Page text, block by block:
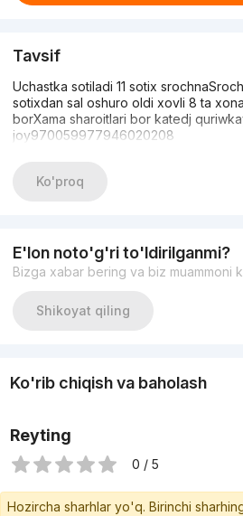
Tavsif
Uchastka sotiladi 11 sotix
sotixdan sal oshuro oldi xovli 8 ta
borXama sharoitlari bor katedj
joy970059977946020208
Ko'proq
E'lon noto'g'ri to'ldirilganmi?
Bizga xabar bering va biz muammoni
Shikoyat qiling
Ko'rib chiqish va baholash
Reyting
0 / 5
Hozircha sharhlar yo'q. Birinchi